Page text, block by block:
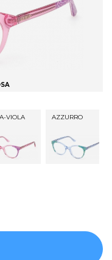
VIOLA AZZURRO